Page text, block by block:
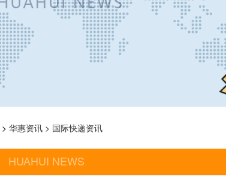
> 华惠资讯 > 国际快递资讯
HUAHUI NEWS